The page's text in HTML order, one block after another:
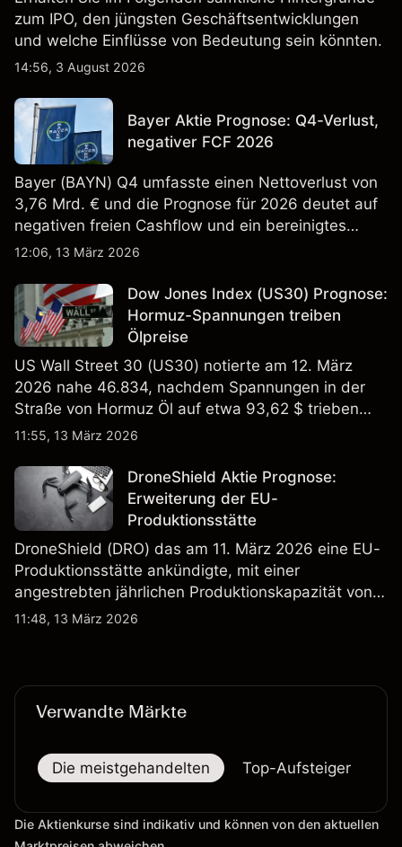
zum IPO, den jüngsten Geschäftsentwicklungen
und welche Einflüsse von Bedeutung sein könnten.
14:56, 3 August 2026
Bayer Aktie Prognose: Q4-Verlust,
negativer FCF 2026
Bayer (BAYN) Q4 umfasste einen Nettoverlust von
3,76 Mrd. € und die Prognose für 2026 deutet auf
negativen freien Cashflow und ein bereinigtes
EBITDA von 9,6–10,1 Mrd. € hin. Die
verlässlicher Indikator für zukünftige Ergebnisse.
12:06, 13 März 2026
Dow Jones Index (US30) Prognose:
Hormuz-Spannungen treiben
Ölpreise
US Wall Street 30 (US30) notierte am 12. März
2026 nahe 46.834, nachdem Spannungen in der
Straße von Hormuz Öl auf etwa 93,62 $ trieben
und die US-Arbeitslosigkeit auf 4,4% stieg. Die
verlässlicher Indikator für zukünftige Ergebnisse.
11:55, 13 März 2026
DroneShield Aktie Prognose:
Erweiterung der EU-
Produktionsstätte
DroneShield (DRO) das am 11. März 2026 eine EU-
Produktionsstätte ankündigte, mit einer
angestrebten jährlichen Produktionskapazität von
etwa 2,4 Mrd. AUD bis Ende 2026. Die
11:48, 13 März 2026
Verwandte Märkte
Die meistgehandelten Top-Aufsteiger
Die Aktienkurse sind indikativ und können von den aktuellen